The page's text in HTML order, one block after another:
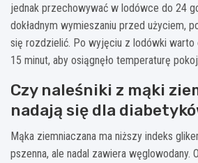
jednak przechowywać w lodówce do 24
dokładnym wymieszaniu przed użyciem,
się rozdzielić. Po wyjęciu z lodówki warto
15 minut, aby osiągnęło temperaturę
Czy naleśniki z mąki
nadają się dla
Mąka ziemniaczana ma niższy indeks
pszenna, ale nadal zawiera węglowodany.